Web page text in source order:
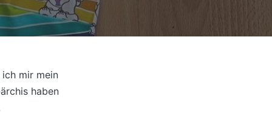
mir mein
haben